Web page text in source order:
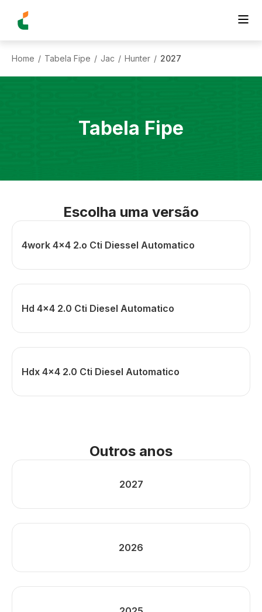
Home / Tabela Fipe / Jac / Hunter / 2027
Tabela Fipe
Escolha uma versão
4work 4x4 2.o Cti Diessel Automatico
Hd 4x4 2.0 Cti Diesel Automatico
Hdx 4x4 2.0 Cti Diesel Automatico
Outros anos
2027
2026